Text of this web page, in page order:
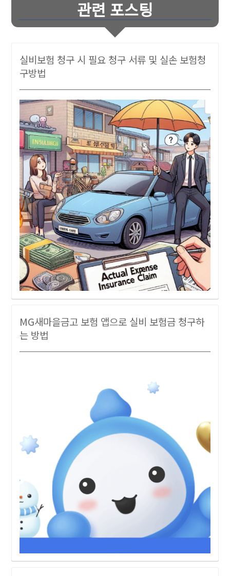
관련 포스팅
실비보험 청구 시 필요 청구 서류 및 실손 보험청
구방법
MG새마을금고 보험 앱으로 실비 보험금 청구하
는 방법